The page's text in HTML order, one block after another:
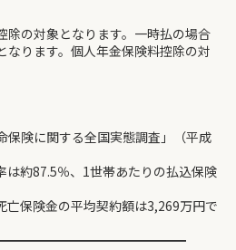
除の対象となります。一時払の場合
なります。個人年金保険料控除の対
保険に関する全国実態調査」（平成
は約87.5％、1世帯あたりの払込保険
亡保険金の平均契約額は3,269万円で